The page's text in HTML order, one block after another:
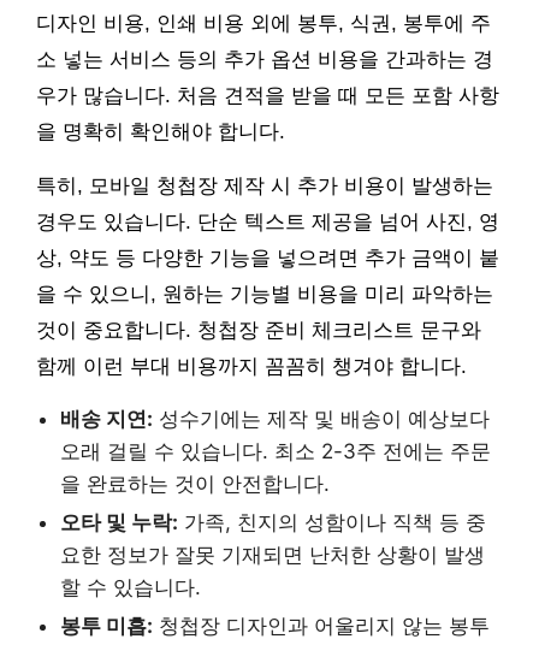
디자인 비용, 인쇄 비용 외에 봉투, 식권, 봉투에 주
소 넣는 서비스 등의 추가 옵션 비용을 간과하는 경
우가 많습니다. 처음 견적을 받을 때 모든 포함 사항
을 명확히 확인해야 합니다.
특히, 모바일 청첩장 제작 시 추가 비용이 발생하는
경우도 있습니다. 단순 텍스트 제공을 넘어 사진, 영
상, 약도 등 다양한 기능을 넣으려면 추가 금액이 붙
을 수 있으니, 원하는 기능별 비용을 미리 파악하는
것이 중요합니다. 청첩장 준비 체크리스트 문구와
함께 이런 부대 비용까지 꼼꼼히 챙겨야 합니다.
배송 지연: 성수기에는 제작 및 배송이 예상보다
오래 걸릴 수 있습니다. 최소 2-3주 전에는 주문
을 완료하는 것이 안전합니다.
오타 및 누락: 가족, 친지의 성함이나 직책 등 중
요한 정보가 잘못 기재되면 난처한 상황이 발생
할 수 있습니다.
봉투 미흡: 청첩장 디자인과 어울리지 않는 봉투